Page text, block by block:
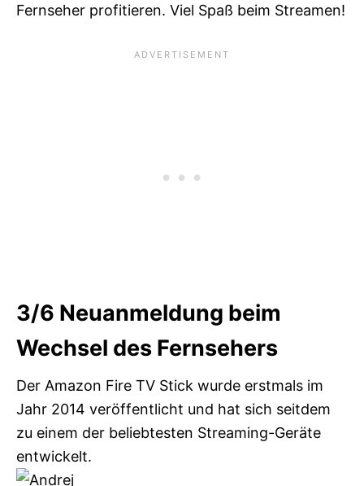
Fernseher profitieren. Viel Spaß beim Streamen!
3/6 Neuanmeldung beim
Wechsel des Fernsehers
Der Amazon Fire TV Stick wurde erstmals im
Jahr 2014 veröffentlicht und hat sich seitdem
zu einem der beliebtesten Streaming-Geräte
entwickelt.